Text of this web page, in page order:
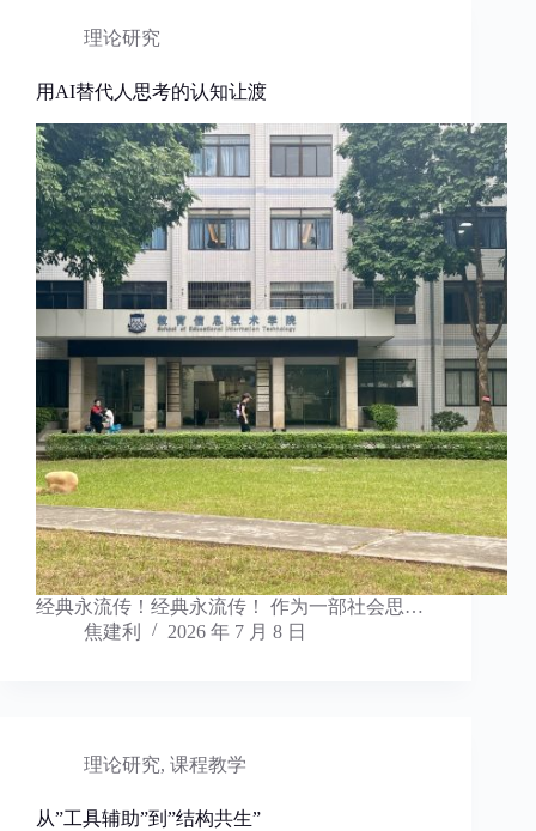
理论研究
用AI替代人思考的认知让渡
经典永流传！经典永流传！ 作为一部社会思…
焦建利
2026 年 7 月 8 日
理论研究, 课程教学
从”工具辅助”到”结构共生”